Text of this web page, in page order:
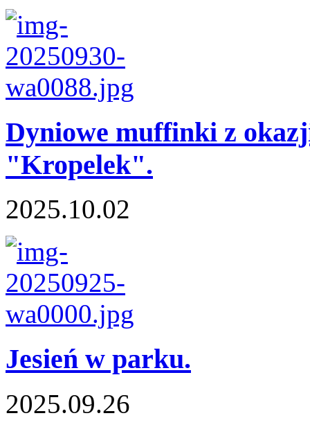
Dyniowe muffinki z
"Kropelek".
2025.10.02
Jesień w parku.
2025.09.26